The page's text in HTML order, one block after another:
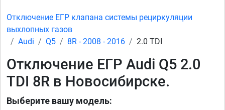
Отключение ЕГР клапана системы рециркуляции
выхлопных газов
Audi
Q5 8R - 2008 - 2016 2.0 TDI
Отключение ЕГР Audi Q5 2.0
TDI 8R в Новосибирске.
Выберите вашу модель: